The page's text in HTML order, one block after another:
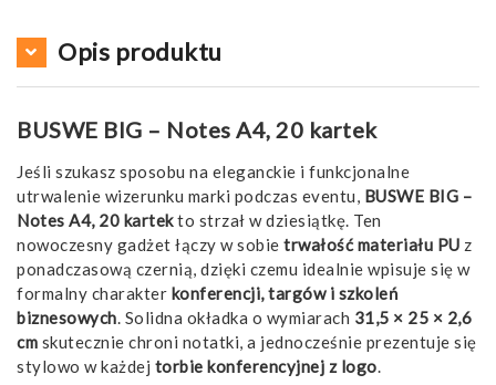
Opis produktu
BUSWE BIG – Notes A4, 20 kartek
Jeśli szukasz sposobu na eleganckie i funkcjonalne
utrwalenie wizerunku marki podczas eventu, BUSWE BIG –
Notes A4, 20 kartekto strzał w dziesiątkę. Ten
nowoczesny gadżet łączy w sobie trwałość materiału PU z
ponadczasową czernią, dzięki czemu idealnie wpisuje się w
formalny charakter konferencji, targów i szkoleń
biznesowych. Solidna okładka o wymiarach 31,5 × 25 × 2,6
cm skutecznie chroni notatki, a jednocześnie prezentuje się
stylowo w każdej torbie konferencyjnej z logo.